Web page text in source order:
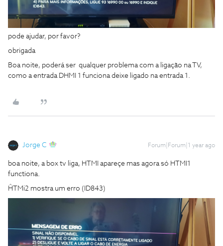
pode ajudar, por favor?
obrigada
Boa noite, poderá ser qualquer problema com a ligação na TV,
como a entrada DHMI 1 funciona deixe ligado na entrada 1.
Jorge C Forum|Forum|1 year ago
boa noite, a box tv liga, HTMI apareçe mas agora só HTMI1
functiona.
ĤTMi2 mostra um erro (ID843)